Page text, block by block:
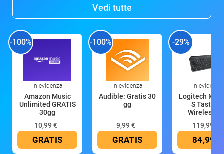
Vedi tutte
-100%
In evidenza
Amazon Music
Unlimited GRATIS
30gg
10,99 €
GRATIS
-100%
In evidenza
Audible: Gratis 30
gg
9,99 €
GRATIS
-29%
In evidenza
Logitech MX
S Tastiera
Wireless
119,99 €
84,99 €